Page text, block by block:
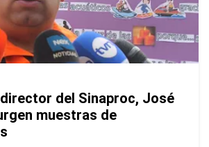
del Sinaproc, José
muestras de